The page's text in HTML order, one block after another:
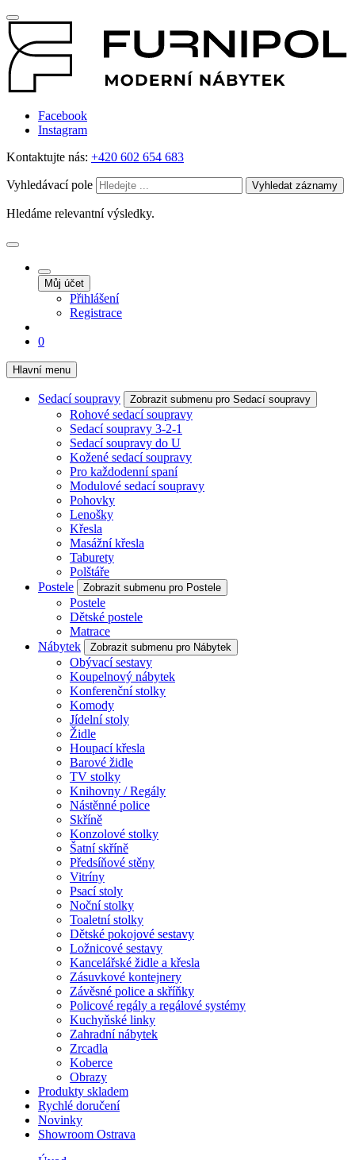
Facebook
Instagram
Kontaktujte nás: +420 602 654 683
Vyhledávací pole Vyhledat záznamy
Hledáme relevantní výsledky.
Můj účet
Přihlášení
Registrace
0
Hlavní menu
Sedací soupravy Zobrazit submenu pro Sedací soupravy
Rohové sedací soupravy
Sedací soupravy 3-2-1
Sedací soupravy do U
Kožené sedací soupravy
Pro každodenní spaní
Modulové sedací soupravy
Pohovky
Lenošky
Křesla
Masážní křesla
Taburety
Polštáře
Postele
Zobrazit submenu pro Postele
Postele
Dětské postele
Matrace
Nábytek
Zobrazit submenu pro Nábytek
Obývací sestavy
Koupelnový nábytek
Konferenční stolky
Komody
Jídelní stoly
Židle
Houpací křesla
Barové židle
TV stolky
Knihovny / Regály
Nástěnné police
Skříně
Konzolové stolky
Šatní skříně
Předsíňové stěny
Vitríny
Psací stoly
Noční stolky
Toaletní stolky
Dětské pokojové sestavy
Ložnicové sestavy
Kancelářské židle a křesla
Zásuvkové kontejnery
Závěsné police a skříňky
Policové regály a regálové systémy
Kuchyňské linky
Zahradní nábytek
Zrcadla
Koberce
Obrazy
Produkty skladem
Rychlé doručení
Novinky
Showroom Ostrava